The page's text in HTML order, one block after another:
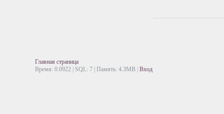
Главная страница
Время: 0.0922 | SQL: 7 | Память: 4.3MB Вход